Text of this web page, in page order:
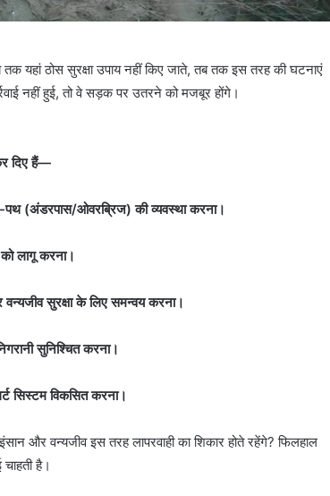
यहां ठोस सुरक्षा उपाय नहीं किए जाते, तब तक इस तरह की घटनाएं
नहीं हुई, तो वे सड़क पर उतरने को मजबूर होंगे।
दिए हैं—
पथ (अंडरपास/ओवरब्रिज) की व्यवस्था करना।
को लागू करना।
सुरक्षा के लिए समन्वय करना।
सुनिश्चित करना।
सिस्टम विकसित करना।
और वन्यजीव इस तरह लापरवाही का शिकार होते रहेंगे? फिलहाल
है।